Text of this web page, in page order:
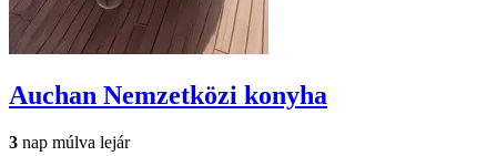
Auchan Nemzetközi konyha
3 nap múlva lejár